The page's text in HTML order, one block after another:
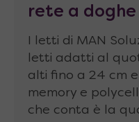
richiudibile
Movimento
abbattibili per
Dimensioni piano
mm
rete a doghe
I letti di MAN
letti adatti al
alti fino a 24 cm
memory e
che conta è la